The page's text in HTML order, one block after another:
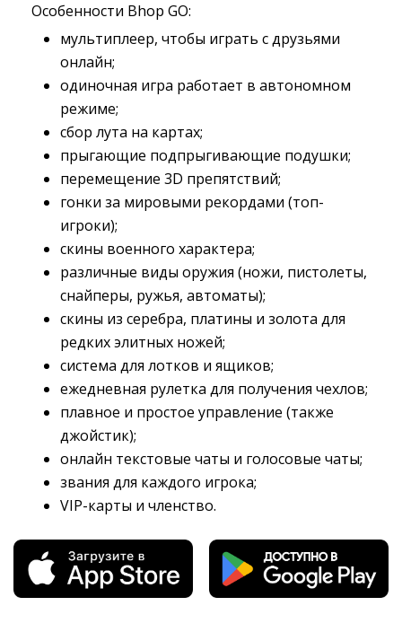
Особенности Bhop GO:
мультиплеер, чтобы играть с друзьями
онлайн;
одиночная игра работает в автономном
режиме;
сбор лута на картах;
прыгающие подпрыгивающие подушки;
перемещение 3D препятствий;
гонки за мировыми рекордами (топ-
игроки);
скины военного характера;
различные виды оружия (ножи, пистолеты,
снайперы, ружья, автоматы);
скины из серебра, платины и золота для
редких элитных ножей;
система для лотков и ящиков;
ежедневная рулетка для получения чехлов;
плавное и простое управление (также
джойстик);
онлайн текстовые чаты и голосовые чаты;
звания для каждого игрока;
VIP-карты и членство.